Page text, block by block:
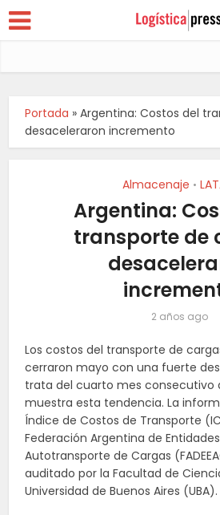
Portada »Argentina: Costos del
desaceleraron incremento
Almacenaje •
Argentina:
transporte de
2 años ago
Los costos del transporte de
cerraron mayo con una fuerte
trata del cuarto mes consecutivo
muestra esta tendencia. La
Índice de Costos de Transporte
Federación Argentina de
Autotransporte de Cargas
auditado por la Facultad de
Universidad de Buenos Aires (UBA).